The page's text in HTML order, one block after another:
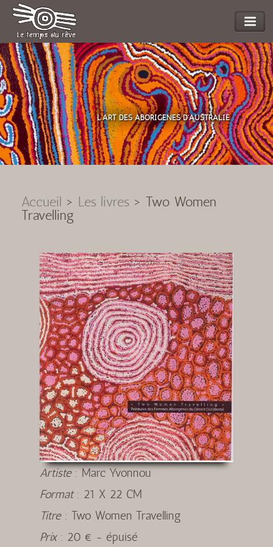
L'ART DES ABORIGENES D'AUSTRALIE
Accueil > Les livres > Two Women
Travelling
Artiste: Marc Yvonnou
Format: 21 X 22 CM
Titre: Two Women Travelling
Prix: 20 € - épuisé